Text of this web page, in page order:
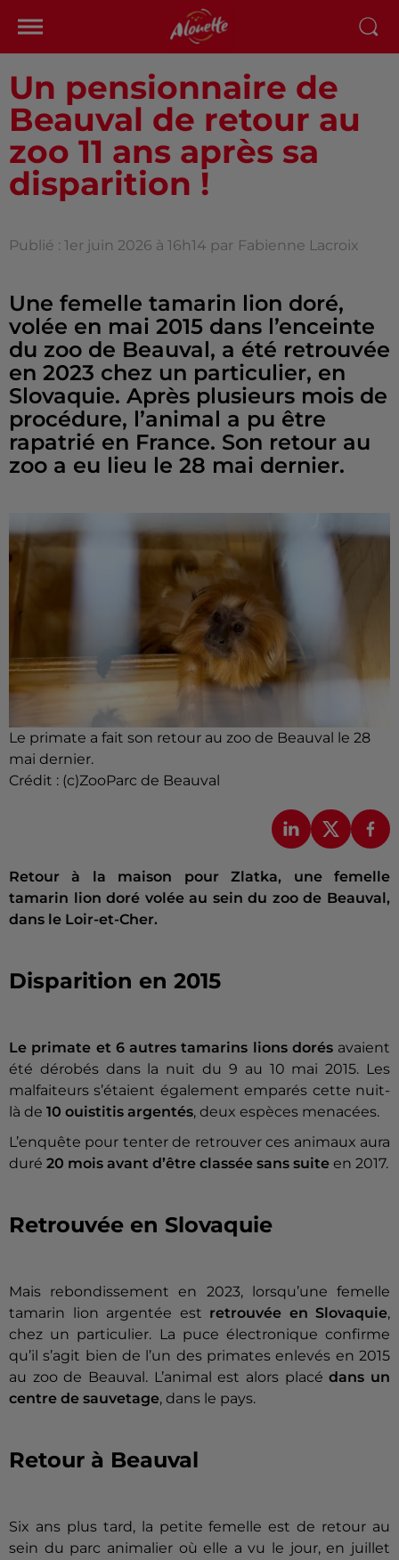
Un pensionnaire de
Beauval de retour au
zoo 11 ans après sa
disparition !
Publié : 1er juin 2026 à 16h14 par Fabienne Lacroix
Une femelle tamarin lion doré,
volée en mai 2015 dans l’enceinte
du zoo de Beauval, a été retrouvée
en 2023 chez un particulier, en
Slovaquie. Après plusieurs mois de
procédure, l’animal a pu être
rapatrié en France. Son retour au
zoo a eu lieu le 28 mai dernier.
Le primate a fait son retour au zoo de Beauval le 28
mai dernier.
Crédit : (c)ZooParc de Beauval
Retour à la maison pour Zlatka, une femelle
tamarin lion doré volée au sein du zoo de Beauval,
dans le Loir-et-Cher.
Disparition en 2015
Le primate et 6 autres tamarins lions dorésavaient
été dérobés dans la nuit du 9 au 10 mai 2015. Les
malfaiteurs s’étaient également emparés cette nuit-
là de 10 ouistitis argentés, deux espèces menacées.
L’enquête pour tenter de retrouver ces animaux aura
duré 20 mois avant d’être classée sans suite en 2017.
Retrouvée en Slovaquie
Mais rebondissement en 2023, lorsqu’une femelle
tamarin lion argentée est retrouvée en Slovaquie,
chez un particulier. La puce électronique confirme
qu’il s’agit bien de l’un des primates enlevés en 2015
au zoo de Beauval. L’animal est alors placédans un
centre de sauvetage, dans le pays.
Retour à Beauval
Six ans plus tard, la petite femelle est de retour au
sein du parc animalier où elle a vu le jour, en juillet